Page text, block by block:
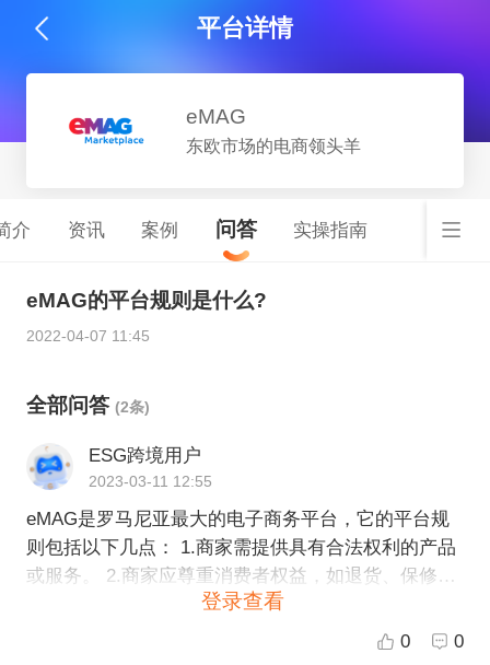
平台详情
eMAG
东欧市场的电商领头羊
介 资讯 案例 问答 实操指南
eMAG的平台规则是什么?
2022-04-07 11:45
全部问答 (2条)
ESG跨境用户
2023-03-11 12:55
eMAG是罗马尼亚最大的电子商务平台，它的平台规
则包括以下几点： 1.商家需提供具有合法权利的产品
或服务。 2.商家应尊重消费者权益，如退货、保修、
登录查看
0 0